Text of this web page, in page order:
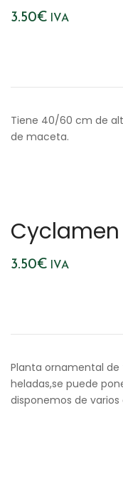
3.50€ IVA
Tiene 40/60 cm de
de maceta.
Cyclamen
3.50€ IVA
Planta ornamental
heladas,se puede
disponemos de varios